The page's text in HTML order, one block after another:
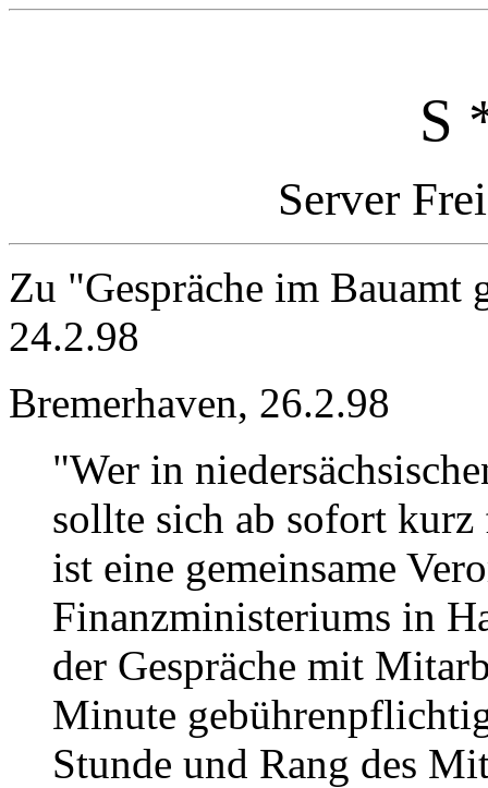
S
Server
Zu "Gespräche im Bauamt
24.2.98
Bremerhaven, 26.2.98
"Wer in
sollte sich ab sofort kurz
ist eine gemeinsame
Finanzministeriums in
der Gespräche mit
Minute
Stunde und Rang des